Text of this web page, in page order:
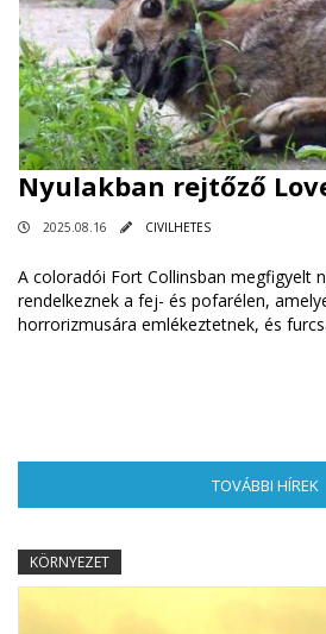
Nyulakban rejtőző
2025.08.16 CIVILHETES
A coloradói Fort Collinsban megfigyelt
rendelkeznek a fej- és pofarélen,
horrorizmusára emlékeztetnek, és
TOVÁBBI HÍREK
KÖRNYEZET